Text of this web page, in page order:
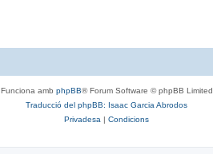
Funciona amb phpBB® Forum Software © phpBB Limited
Traducció del phpBB: Isaac Garcia Abrodos
Privadesa | Condicions